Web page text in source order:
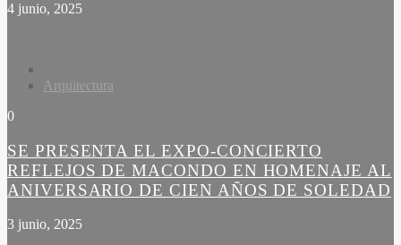
4 junio, 2025
Arquitectura
0
SE PRESENTA EL EXPO-CONCIERTO
REFLEJOS DE MACONDO EN HOMENAJE AL
ANIVERSARIO DE CIEN AÑOS DE SOLEDAD
3 junio, 2025